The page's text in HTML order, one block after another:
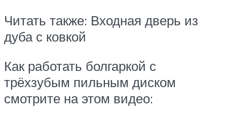
Читать также: Входная дверь из
дуба с ковкой
Как работать болгаркой с
трёхзубым пильным диском
смотрите на этом видео: